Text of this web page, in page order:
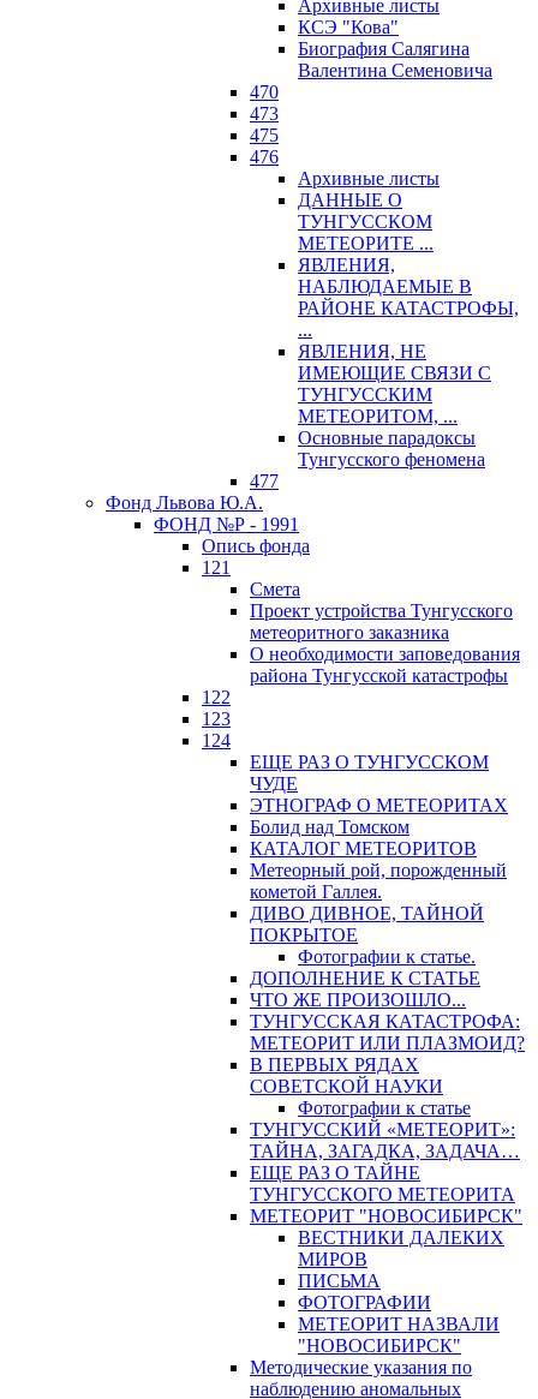
Архивные листы
КСЭ "Кова"
Биография Салягина
Валентина Семеновича
470
473
475
476
Архивные листы
ДАННЫЕ О
ТУНГУССКОМ
МЕТЕОРИТЕ ...
ЯВЛЕНИЯ,
НАБЛЮДАЕМЫЕ В
РАЙОНЕ КАТАСТРОФЫ,
...
ЯВЛЕНИЯ, НЕ
ИМЕЮЩИЕ СВЯЗИ С
ТУНГУССКИМ
МЕТЕОРИТОМ, ...
Основные парадоксы
Тунгусского феномена
477
Фонд Львова Ю.А.
ФОНД №Р - 1991
Опись фонда
121
Смета
Проект устройства Тунгусского
метеоритного заказника
О необходимости заповедования
района Тунгусской катастрофы
122
123
124
ЕЩЕ РАЗ О ТУНГУССКОМ
ЧУДЕ
ЭТНОГРАФ О МЕТЕОРИТАХ
Болид над Томском
КАТАЛОГ МЕТЕОРИТОВ
Метеорный рой, порожденный
кометой Галлея.
ДИВО ДИВНОЕ, ТАЙНОЙ
ПОКРЫТОЕ
Фотографии к статье.
ДОПОЛНЕНИЕ К СТАТЬЕ
ЧТО ЖЕ ПРОИЗОШЛО...
ТУНГУССКАЯ КАТАСТРОФА:
МЕТЕОРИТ ИЛИ ПЛАЗМОИД?
В ПЕРВЫХ РЯДАХ
СОВЕТСКОЙ НАУКИ
Фотографии к статье
ТУНГУССКИЙ «МЕТЕОРИТ»:
ТАЙНА, ЗАГАДКА, ЗАДАЧА…
ЕЩЕ РАЗ О ТАЙНЕ
ТУНГУССКОГО МЕТЕОРИТА
МЕТЕОРИТ "НОВОСИБИРСК"
ВЕСТНИКИ ДАЛЕКИХ
МИРОВ
ПИСЬМА
ФОТОГРАФИИ
МЕТЕОРИТ НАЗВАЛИ
"НОВОСИБИРСК"
Методические указания по
наблюдению аномальных